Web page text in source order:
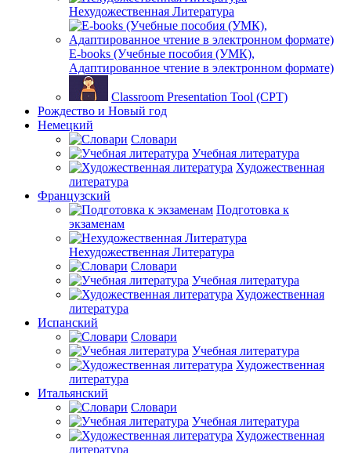
Нехудожественная Литература
E-books (Учебные пособия (УМК),
Адаптированное чтение в электронном формате)
Classroom Presentation Tool (CPT)
Рождество и Новый год
Немецкий
Словари
Учебная литература
Художественная
литература
Французский
Подготовка к
экзаменам
Нехудожественная Литература
Словари
Учебная литература
Художественная
литература
Испанский
Словари
Учебная литература
Художественная
литература
Итальянский
Словари
Учебная литература
Художественная
литература